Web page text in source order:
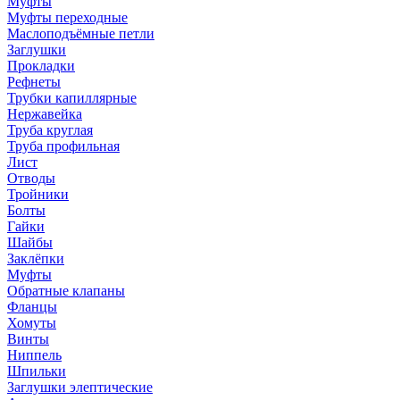
Муфты переходные
Маслоподъёмные петли
Заглушки
Прокладки
Рефнеты
Трубки капиллярные
Нержавейка
Труба круглая
Труба профильная
Лист
Отводы
Тройники
Болты
Гайки
Шайбы
Заклёпки
Муфты
Обратные клапаны
Фланцы
Хомуты
Винты
Ниппель
Шпильки
Заглушки элептические